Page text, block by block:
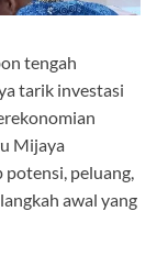
tengah
tarik investasi
Mijaya
potensi, peluang,
awal yang